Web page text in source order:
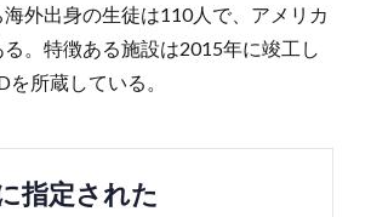
外出身の生徒は110人で、アメリカ
。特徴ある施設は2015年に竣工し
所蔵している。
指定された